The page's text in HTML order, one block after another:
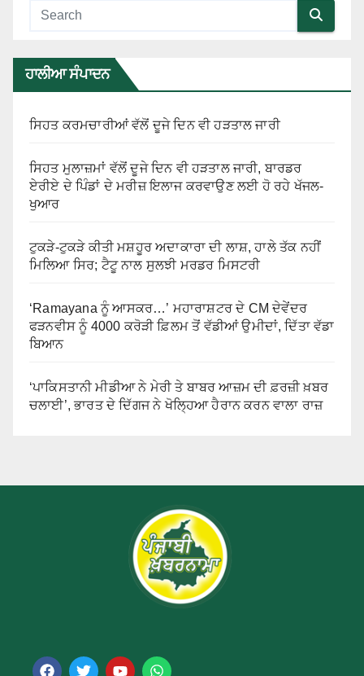
ਹਾਲੀਆ ਸੰਪਾਦਨ
ਸਿਹਤ ਕਰਮਚਾਰੀਆਂ ਵੱਲੋਂ ਦੂਜੇ ਦਿਨ ਵੀ ਹੜਤਾਲ ਜਾਰੀ
ਸਿਹਤ ਮੁਲਾਜ਼ਮਾਂ ਵੱਲੋਂ ਦੂਜੇ ਦਿਨ ਵੀ ਹੜਤਾਲ ਜਾਰੀ, ਬਾਰਡਰ
ਏਰੀਏ ਦੇ ਪਿੰਡਾਂ ਦੇ ਮਰੀਜ਼ ਇਲਾਜ ਕਰਵਾਉਣ ਲਈ ਹੋ ਰਹੇ ਖੱਜਲ-
ਖੁਆਰ
ਟੁਕੜੇ-ਟੁਕੜੇ ਕੀਤੀ ਮਸ਼ਹੂਰ ਅਦਾਕਾਰਾ ਦੀ ਲਾਸ਼, ਹਾਲੇ ਤੱਕ ਨਹੀਂ
ਮਿਲਿਆ ਸਿਰ; ਟੈਟੂ ਨਾਲ ਸੁਲਝੀ ਮਰਡਰ ਮਿਸਟਰੀ
‘Ramayana ਨੂੰ ਆਸਕਰ…’ ਮਹਾਰਾਸ਼ਟਰ ਦੇ CM ਦੇਵੇਂਦਰ
ਫੜਨਵੀਸ ਨੂੰ 4000 ਕਰੋੜੀ ਫ਼ਿਲਮ ਤੋਂ ਵੱਡੀਆਂ ਉਮੀਦਾਂ, ਦਿੱਤਾ ਵੱਡਾ
ਬਿਆਨ
‘ਪਾਕਿਸਤਾਨੀ ਮੀਡੀਆ ਨੇ ਮੇਰੀ ਤੇ ਬਾਬਰ ਆਜ਼ਮ ਦੀ ਫ਼ਰਜ਼ੀ ਖ਼ਬਰ
ਚਲਾਈ’, ਭਾਰਤ ਦੇ ਦਿੱਗਜ ਨੇ ਖੋਲ੍ਹਿਆ ਹੈਰਾਨ ਕਰਨ ਵਾਲਾ ਰਾਜ਼